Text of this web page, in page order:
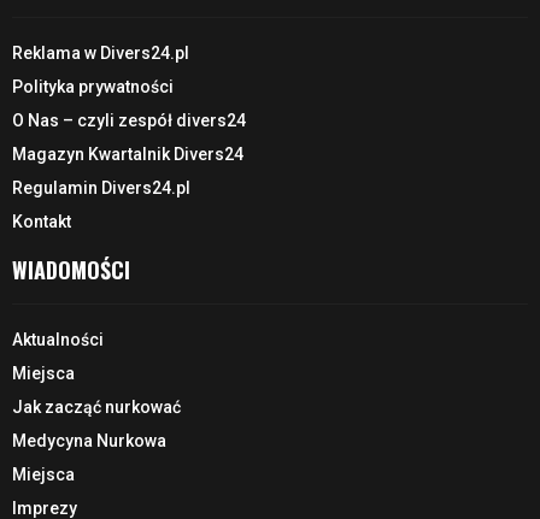
Reklama w Divers24.pl
Polityka prywatności
O Nas – czyli zespół divers24
Magazyn Kwartalnik Divers24
Regulamin Divers24.pl
Kontakt
WIADOMOŚCI
Aktualności
Miejsca
Jak zacząć nurkować
Medycyna Nurkowa
Miejsca
Imprezy